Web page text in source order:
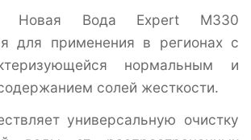
Новая Вода Expert M330
для применения в регионах с
нормальным и
солей жесткости.
универсальную очистку